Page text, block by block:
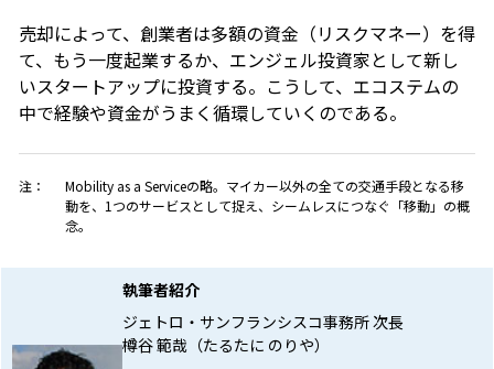
売却によって、創業者は多額の資金（リスクマネー）を得
て、もう一度起業するか、エンジェル投資家として新し
いスタートアップに投資する。こうして、エコステムの
中で経験や資金がうまく循環していくのである。
注： Mobility as a Serviceの略。マイカー以外の全ての交通手段となる移
動を、1つのサービスとして捉え、シームレスにつなぐ「移動」の概
念。
執筆者紹介
ジェトロ・サンフランシスコ事務所 次長
樽谷 範哉（たるたに のりや）